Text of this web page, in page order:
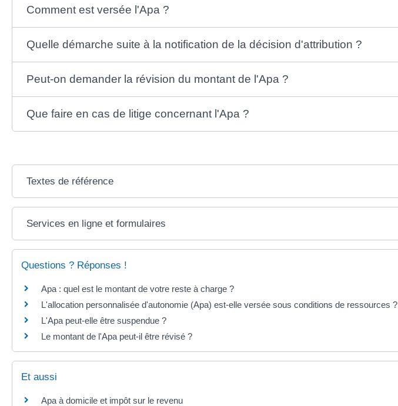
Comment est versée l'Apa ?
Quelle démarche suite à la notification de la décision d'attribution ?
Peut-on demander la révision du montant de l'Apa ?
Que faire en cas de litige concernant l'Apa ?
Textes de référence
Services en ligne et formulaires
Questions ? Réponses !
Apa : quel est le montant de votre reste à charge ?
L'allocation personnalisée d'autonomie (Apa) est-elle versée sous conditions de ressources ?
L'Apa peut-elle être suspendue ?
Le montant de l'Apa peut-il être révisé ?
Et aussi
Apa à domicile et impôt sur le revenu